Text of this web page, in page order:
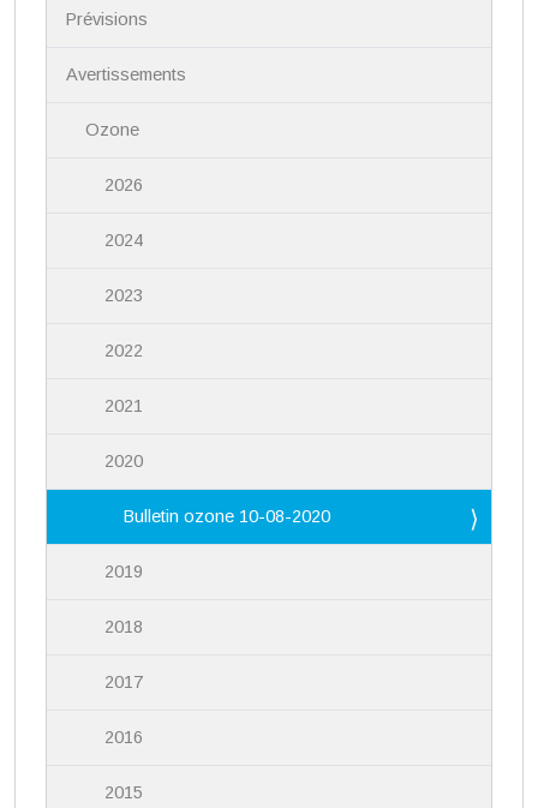
Prévisions
Avertissements
Ozone
2026
2024
2023
2022
2021
2020
Bulletin ozone 10-08-2020
2019
2018
2017
2016
2015